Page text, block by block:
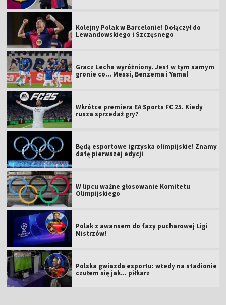
Kolejny Polak w Barcelonie! Dołączył do
Lewandowskiego i Szczęsnego
Gracz Lecha wyróżniony. Jest w tym samym
gronie co... Messi, Benzema i Yamal
Wkrótce premiera EA Sports FC 25. Kiedy
rusza sprzedaż gry?
Będą esportowe igrzyska olimpijskie! Znamy
datę pierwszej edycji
W lipcu ważne głosowanie Komitetu
Olimpijskiego
Polak z awansem do fazy pucharowej Ligi
Mistrzów!
Polska gwiazda esportu: wtedy na stadionie
czułem się jak... piłkarz